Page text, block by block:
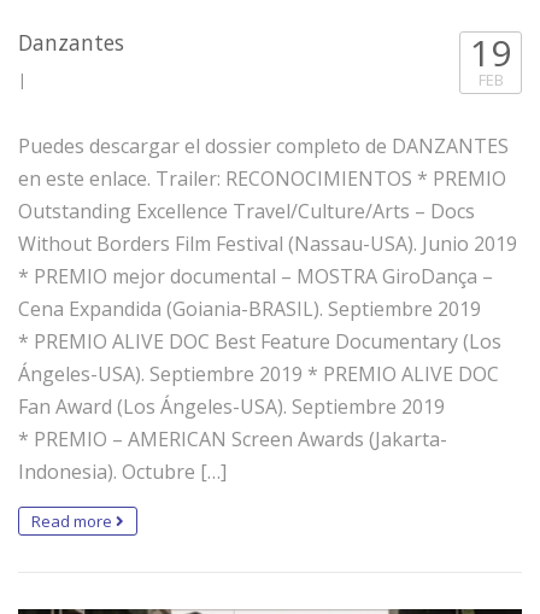
Danzantes
|
19
FEB
Puedes descargar el dossier completo de DANZANTES
en este enlace. Trailer: RECONOCIMIENTOS * PREMIO
Outstanding Excellence Travel/Culture/Arts – Docs
Without Borders Film Festival (Nassau-USA). Junio 2019
* PREMIO mejor documental – MOSTRA GiroDança –
Cena Expandida (Goiania-BRASIL). Septiembre 2019
* PREMIO ALIVE DOC Best Feature Documentary (Los
Ángeles-USA). Septiembre 2019 * PREMIO ALIVE DOC
Fan Award (Los Ángeles-USA). Septiembre 2019
* PREMIO – AMERICAN Screen Awards (Jakarta-
Indonesia). Octubre […]
Read more